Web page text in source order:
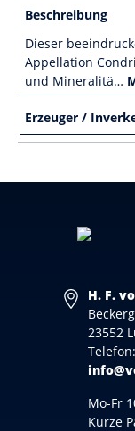
Beschreibung
Dieser
Appellation
und Mineralitä…
Erzeuger /
H. F.
23552
Telefon:
Mo-Fr
Kurze